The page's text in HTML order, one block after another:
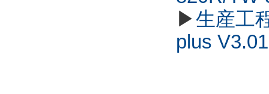
▶生産工
plus V3.01